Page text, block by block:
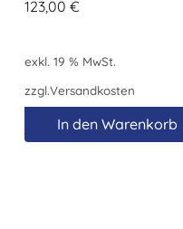
123,00 €
exkl. 19 % MwSt.
zzgl.Versandkosten
In den Warenkorb